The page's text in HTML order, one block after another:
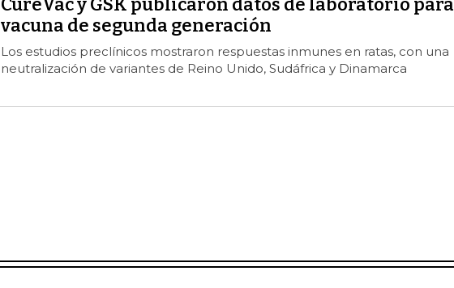
vacuna de segunda generación
Los estudios preclínicos mostraron respuestas inmunes en ratas, con una
neutralización de variantes de Reino Unido, Sudáfrica y Dinamarca